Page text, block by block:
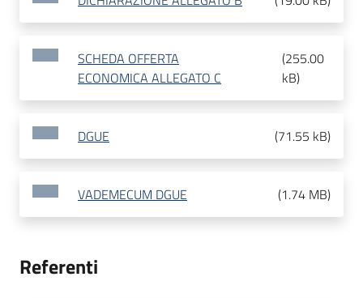
SCHEDA OFFERTA
ECONOMICA ALLEGATO C
(255.00
kB)
DGUE (71.55 kB)
VADEMECUM DGUE (1.74 MB)
Referenti